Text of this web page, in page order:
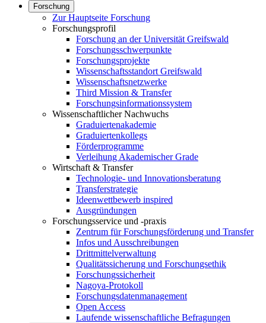
Forschung
Zur Hauptseite Forschung
Forschungsprofil
Forschung an der Universität Greifswald
Forschungsschwerpunkte
Forschungsprojekte
Wissenschaftsstandort Greifswald
Wissenschaftsnetzwerke
Third Mission & Transfer
Forschungsinformationssystem
Wissenschaftlicher Nachwuchs
Graduiertenakademie
Graduiertenkollegs
Förderprogramme
Verleihung Akademischer Grade
Wirtschaft & Transfer
Technologie- und Innovationsberatung
Transferstrategie
Ideenwettbewerb inspired
Ausgründungen
Forschungsservice und -praxis
Zentrum für Forschungsförderung und Transfer
Infos und Ausschreibungen
Drittmittelverwaltung
Qualitätssicherung und Forschungsethik
Forschungssicherheit
Nagoya-Protokoll
Forschungsdatenmanagement
Open Access
Laufende wissenschaftliche Befragungen